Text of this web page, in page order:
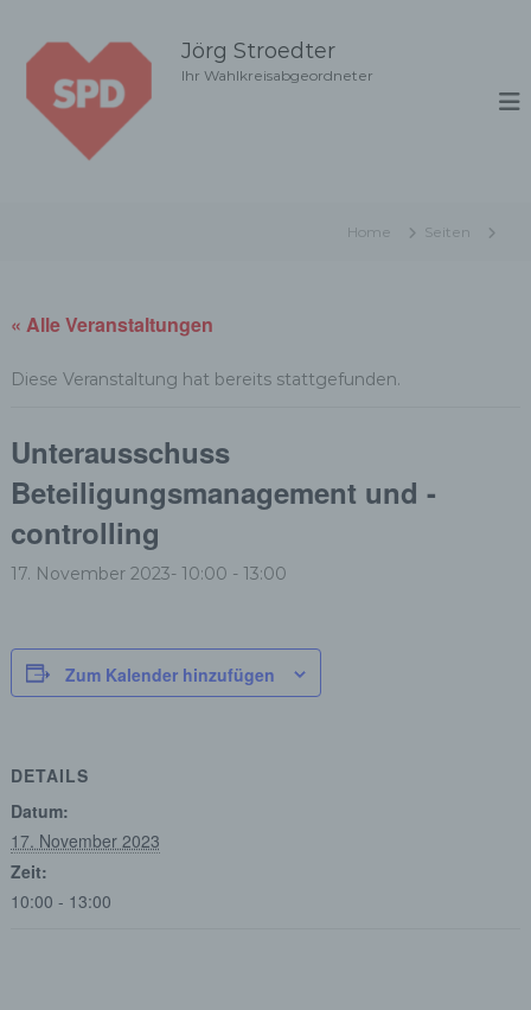
Jörg Stroedter
Ihr Wahlkreisabgeordneter
Home Seiten
« Alle Veranstaltungen
Diese Veranstaltung hat bereits stattgefunden.
Unterausschuss
Beteiligungsmanagement und -
controlling
17. November 2023- 10:00 - 13:00
Zum Kalender hinzufügen
DETAILS
Datum:
17. November 2023
Zeit:
10:00 - 13:00